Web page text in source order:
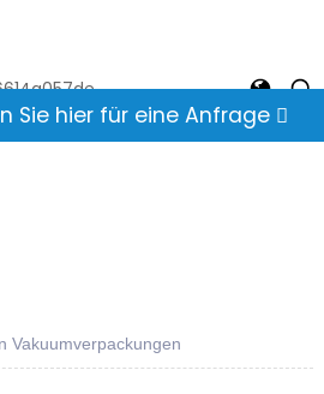
Sie hier für eine Anfrage
Vakuumverpackungen